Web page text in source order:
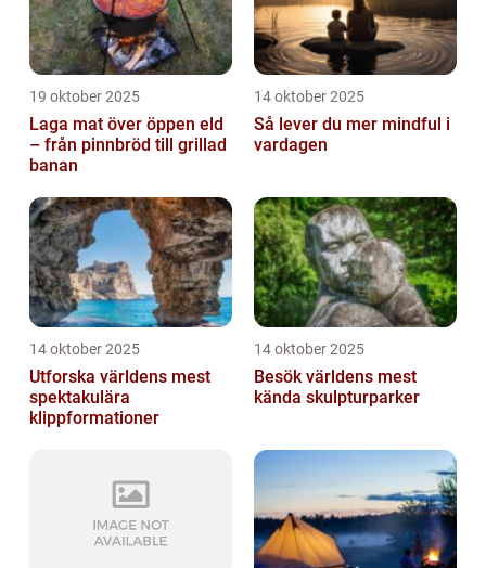
19 oktober 2025
Laga mat över öppen eld
– från pinnbröd till grillad
banan
14 oktober 2025
Så lever du mer mindful i
vardagen
14 oktober 2025
Utforska världens mest
spektakulära
klippformationer
14 oktober 2025
Besök världens mest
kända skulpturparker